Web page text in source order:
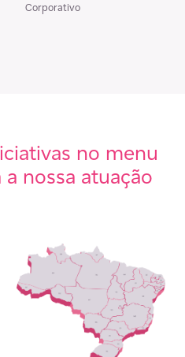
Corporativo
no menu
nossa atuação